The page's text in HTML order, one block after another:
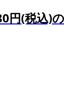
円(税込)